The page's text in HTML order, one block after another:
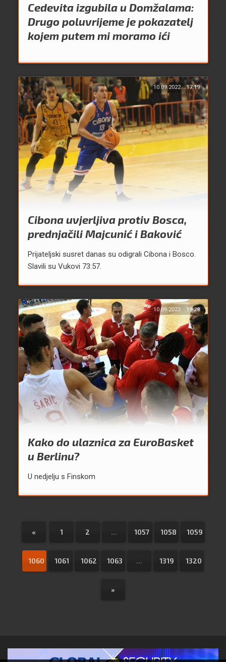
Cedevita izgubila u Domžalama:
Drugo poluvrijeme je pokazatelj
kojem putem mi moramo ići
10.09.2022. 17:19
Cibona uvjerljiva protiv Bosca,
prednjačili Majcunić i Baković
Prijateljski susret danas su odigrali Cibona i Bosco.
Slavili su Vukovi 73:57.
10.09.2022. 19:28
Kako do ulaznica za EuroBasket
u Berlinu?
U nedjelju s Finskom
« 1 2 ... 1057 1058 1059
1060 1061 1062 1063 ... 1319 1320
»